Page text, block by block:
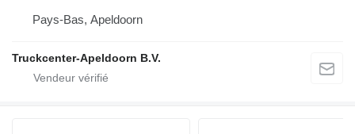
Pays-Bas, Apeldoorn
Truckcenter-Apeldoorn B.V.